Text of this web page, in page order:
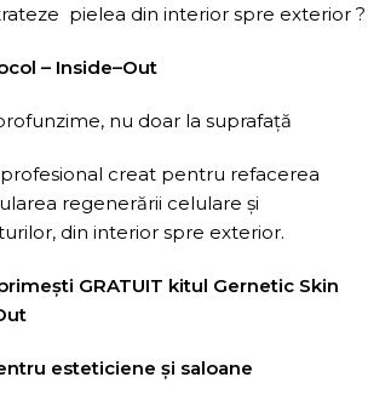
pielea din interior spre exterior ?
– Inside–Out
nu doar la suprafață
creat pentru refacerea
regenerării celulare și
din interior spre exterior.
GRATUIT kitul Gernetic Skin
esteticiene și saloane